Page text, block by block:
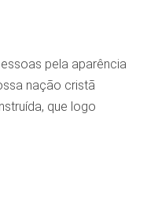
pela aparência
nação cristã
que logo